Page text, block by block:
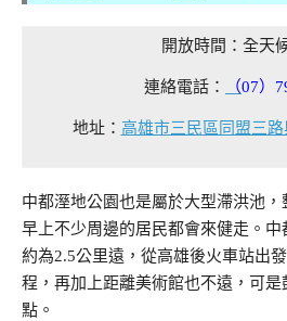
開放時間： 全天
連絡電話： （07）
地址： 高雄市三民區同盟三
中都溼地公園也是屬於大型滯洪池，
早上不少周邊的居民都會來健走。中
約為2.5公里遠，從高雄後火車站出
程，再加上距離美術館也不遠，可
點。